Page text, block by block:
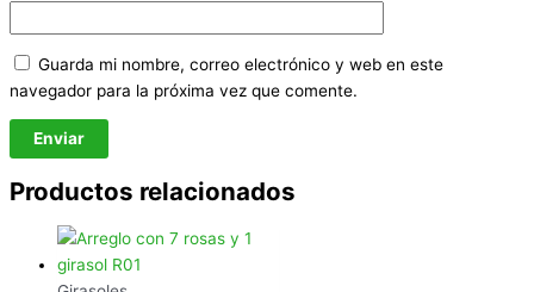
Guarda mi nombre, correo electrónico y web en este
navegador para la próxima vez que comente.
Productos relacionados